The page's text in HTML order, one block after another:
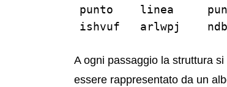
punto    linea
A ogni passaggio la struttura
essere rappresentato da un